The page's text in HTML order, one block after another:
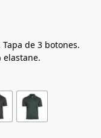
de 3 botones.
elastane.